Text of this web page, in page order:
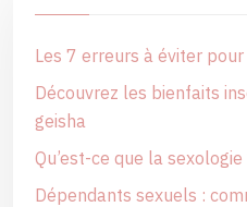
Les 7 erreurs à éviter
Découvrez les bienfaits
geisha
Qu’est-ce que la sexologie
Dépendants sexuels :